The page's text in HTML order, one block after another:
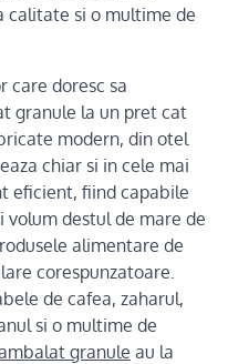
calitate si o multime de
care doresc sa
granule la un pret cat
modern, din otel
chiar si in cele mai
eficient, fiind capabile
destul de mare de
alimentare de
corespunzatoare.
de cafea, zaharul,
si o multime de
granule au la